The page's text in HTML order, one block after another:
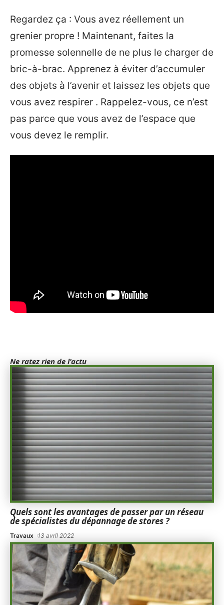
Regardez ça : Vous avez réellement un
grenier propre ! Maintenant, faites la
promesse solennelle de ne plus le charger de
bric-à-brac. Apprenez à éviter d’accumuler
des objets à l’avenir et laissez les objets que
vous avez respirer . Rappelez-vous, ce n’est
pas parce que vous avez de l’espace que
vous devez le remplir.
Ne ratez rien de l'actu
Quels sont les avantages de passer par un réseau
de spécialistes du dépannage de stores ?
Travaux 13 avril 2022